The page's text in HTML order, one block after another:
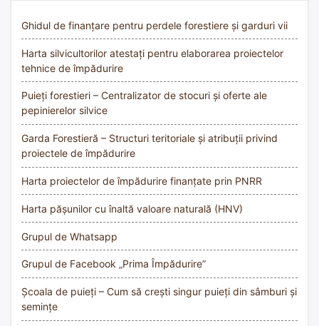
Ghidul de finanțare pentru perdele forestiere și garduri vii
Harta silvicultorilor atestați pentru elaborarea proiectelor
tehnice de împădurire
Puieți forestieri – Centralizator de stocuri și oferte ale
pepinierelor silvice
Garda Forestieră – Structuri teritoriale și atribuții privind
proiectele de împădurire
Harta proiectelor de împădurire finanțate prin PNRR
Harta pășunilor cu înaltă valoare naturală (HNV)
Grupul de Whatsapp
Grupul de Facebook „Prima Împădurire”
Școala de puieți – Cum să crești singur puieți din sâmburi și
semințe